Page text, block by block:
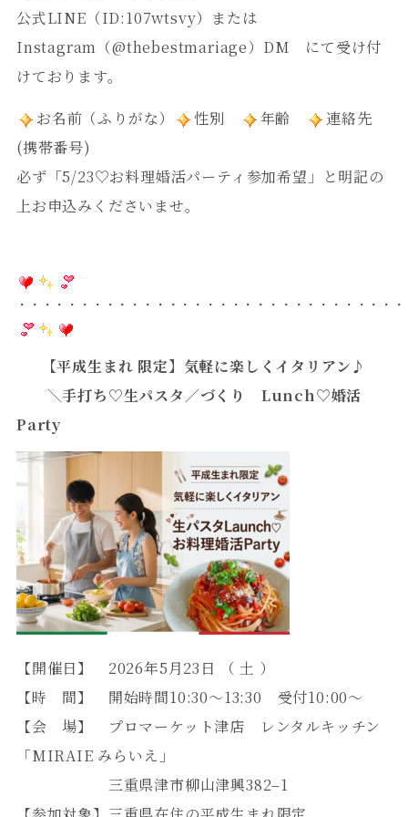
公式LINE（ID:107wtsvy）または
Instagram（@thebestmariage）DM にて受け付
けております。
お名前（ふりがな）
性別 年齢
連絡先
(携帯番号)
必ず「5/23♡お料理婚活パーティ参加希望」と明記の
上お申込みくださいませ。
・・・・・・・・・・・・・・・・・・・・・・・・・・・・・・
【平成生まれ 限定】気軽に楽しくイタリアン♪
＼手打ち♡生パスタ／づくり Lunch♡婚活
Party
【開催日】 2026年5月23日 （ 土 ）
【時 間】 開始時間10:30～13:30 受付10:00～
【会 場】 プロマーケット津店 レンタルキッチン
「MIRAIE みらいえ」
三重県津市柳山津興382–1